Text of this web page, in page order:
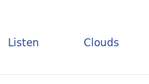
Listen Clouds